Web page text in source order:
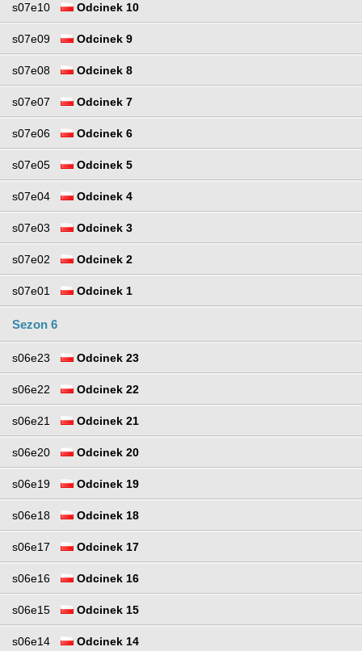
s07e10 Odcinek 10
s07e09 Odcinek 9
s07e08 Odcinek 8
s07e07 Odcinek 7
s07e06 Odcinek 6
s07e05 Odcinek 5
s07e04 Odcinek 4
s07e03 Odcinek 3
s07e02 Odcinek 2
s07e01 Odcinek 1
Sezon 6
s06e23 Odcinek 23
s06e22 Odcinek 22
s06e21 Odcinek 21
s06e20 Odcinek 20
s06e19 Odcinek 19
s06e18 Odcinek 18
s06e17 Odcinek 17
s06e16 Odcinek 16
s06e15 Odcinek 15
s06e14 Odcinek 14